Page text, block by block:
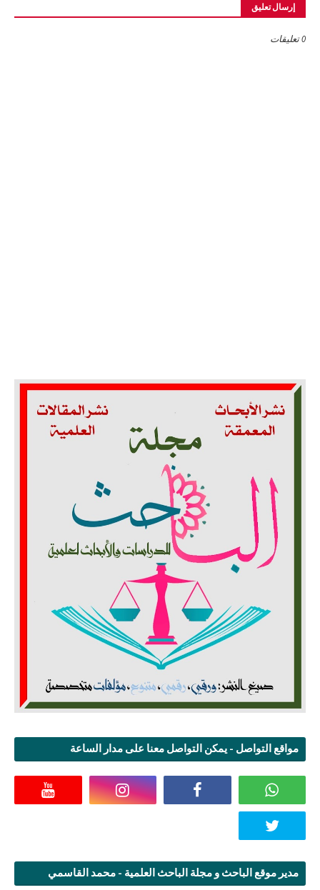
إرسال تعليق
0 تعليقات
مواقع التواصل - يمكن التواصل معنا على مدار الساعة
مدير موقع الباحث و مجلة الباحث العلمية - محمد القاسمي